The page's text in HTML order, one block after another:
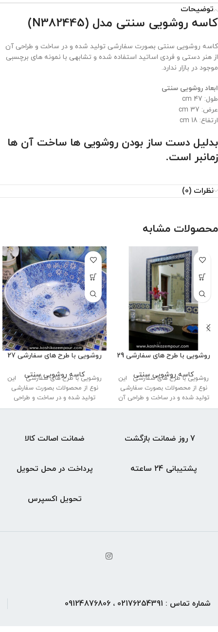
توضیحات
کاسه روشویی سنتی مدل (N382445)
کاسه روشویی سنتی بصورت سفارشی تولید شده و در ساخت و طراحی آن
از هنر دستی و فردی اساتید استفاده شده و تشابهی با نمونه های برچسبی
موجود در بازار ندارد.
ابعاد روشویی سنتی
طول: 47 cm
عرض: 37 cm
ارتفاع: 18 cm
بدلیل دست ساز بودن روشویی ها ساخت آن ها
زمانبر است.
نظرات (0)
محصولات مشابه
روشویی با طرح های سفارشی 29
کاسه روشویی سنتی
روشویی با طرح های سفارشی این
نوع از محصولات بصورت سفارشی
تولید شده و در ساخت و طراحی آن
روشویی با طرح های سفارشی 27
کاسه روشویی سنتی
روشویی با طرح های سفارشی این
نوع از محصولات بصورت سفارشی
تولید شده و در ساخت و طراحی
ضمانت اصالت کالا 7 روز ضمانت بازگشت
پرداخت در محل تحویل پشتیبانی 24 ساعته
تحویل اکسپرس
شماره تماس : 02176254391 ، 09124876806